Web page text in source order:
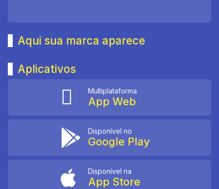
Aqui sua marca aparece
Aplicativos
Multiplataforma
App Web
Disponível no
Google Play
Disponível na
App Store